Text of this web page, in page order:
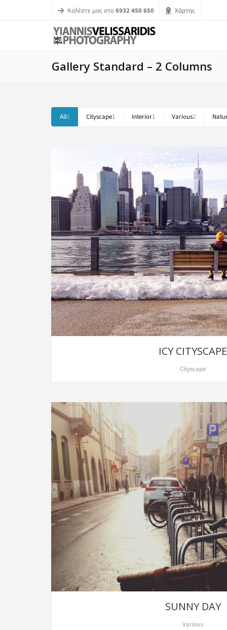
Καλέστε μας στο6932 450 650 Χάρτης
Gallery Standard – 2 Columns
All6 Cityscape1 Interior1 Various2
ICY CITYSCAPE
Cityscape
SUNNY DAY
Various